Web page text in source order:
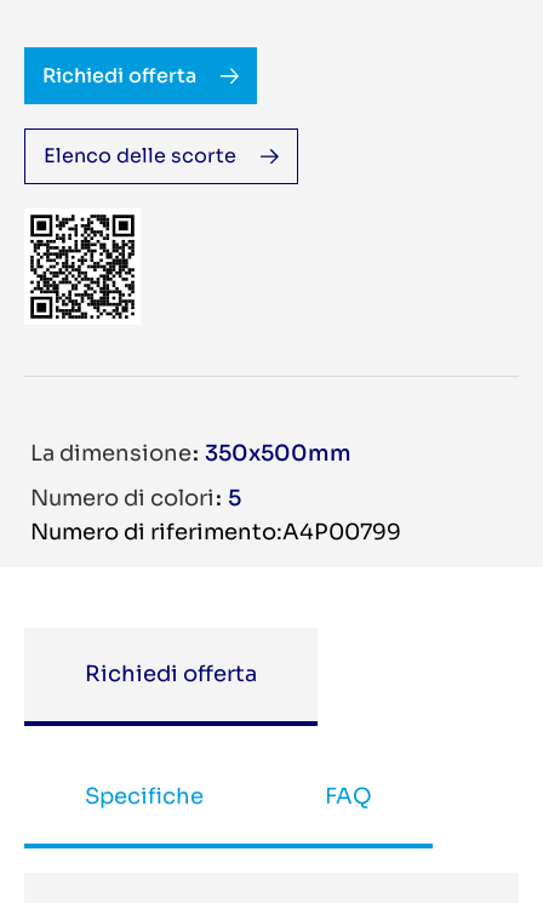
Richiedi offerta
Elenco delle scorte
La dimensione 350x500mm
Numero di colori 5
Numero di riferimento:A4P00799
Richiedi offerta
Specifiche FAQ